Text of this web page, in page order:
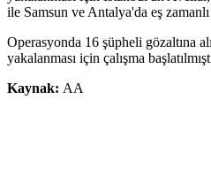
ile Samsun ve Antalya'da eş
Operasyonda 16 şüpheli gözaltına
yakalanması için çalışma
Kaynak: AA